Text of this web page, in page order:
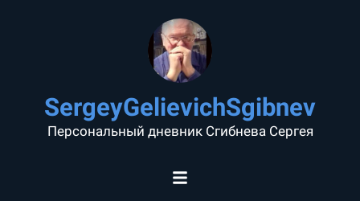
SergeyGelievichSgibnev
Персональный дневник Сгибнева Сергея